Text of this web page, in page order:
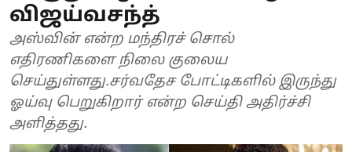
விஜய்வசந்த்
அஸ்வின் என்ற மந்திரச் சொல்
எதிரணிகளை நிலை குலைய
செய்துள்ளது.சர்வதேச போட்டிகளில் இருந்து
ஓய்வு பெறுகிறார் என்ற செய்தி அதிர்ச்சி
அளித்தது.